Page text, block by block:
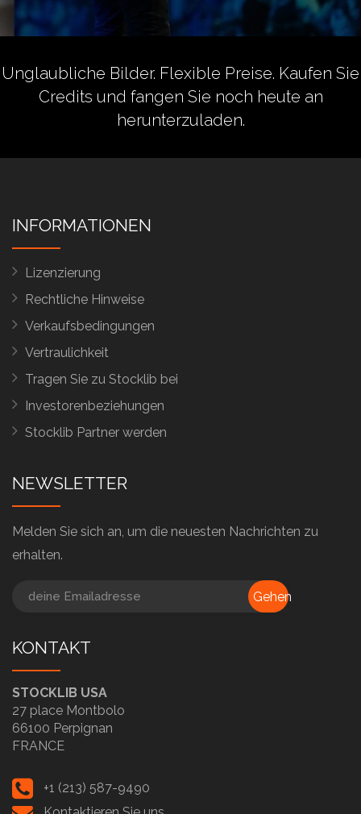
Unglaubliche Bilder. Flexible Preise. Kaufen Sie
Credits und fangen Sie noch heute an
herunterzuladen.
INFORMATIONEN
Lizenzierung
Rechtliche Hinweise
Verkaufsbedingungen
Vertraulichkeit
Tragen Sie zu Stocklib bei
Investorenbeziehungen
Stocklib Partner werden
NEWSLETTER
Melden Sie sich an, um die neuesten Nachrichten zu
erhalten.
Gehen
KONTAKT
STOCKLIB USA
27 place Montbolo
66100 Perpignan
FRANCE
+1 (213) 587-9490